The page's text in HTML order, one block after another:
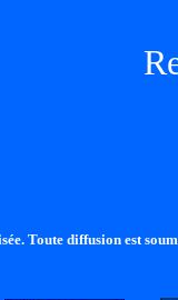
Toute diffusion est